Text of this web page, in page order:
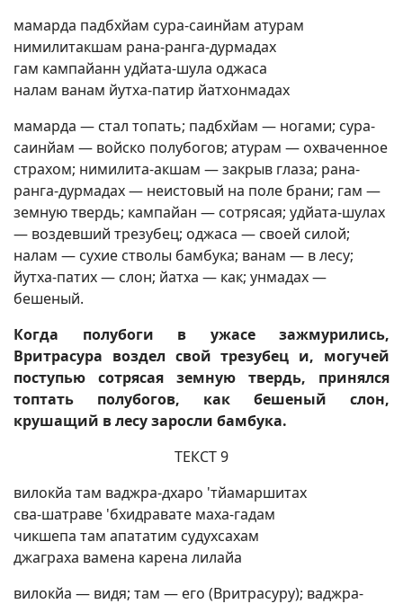
мамарда падбхйам сура-саинйам атурам
нимилитакшам рана-ранга-дурмадах
гам кампайанн удйата-шула оджаса
налам ванам йутха-патир йатхонмадах
мамарда — стал топать; падбхйам — ногами; сура-
саинйам — войско полубогов; атурам — охваченное
страхом; нимилита-акшам — закрыв глаза; рана-
ранга-дурмадах — неистовый на поле брани; гам —
земную твердь; кампайан — сотрясая; удйата-шулах
— воздевший трезубец; оджаса — своей силой;
налам — сухие стволы бамбука; ванам — в лесу;
йутха-патих — слон; йатха — как; унмадах —
бешеный.
Когда полубоги в ужасе зажмурились,
Вритрасура воздел свой трезубец и, могучей
поступью сотрясая земную твердь, принялся
топтать полубогов, как бешеный слон,
крушащий в лесу заросли бамбука.
ТЕКСТ 9
вилокйа там ваджра-дхаро 'тйамаршитах
сва-шатраве 'бхидравате маха-гадам
чикшепа там апататим судухсахам
джаграха вамена карена лилайа
вилокйа — видя; там — его (Вритрасуру); ваджра-